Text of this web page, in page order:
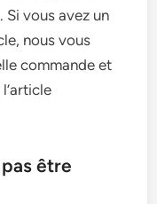
Si vous avez un
nous vous
commande et
être